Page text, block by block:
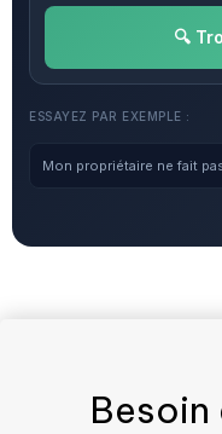
🔍
ESSAYEZ PAR EXEMPLE :
Mon propriétaire ne fait
Besoin